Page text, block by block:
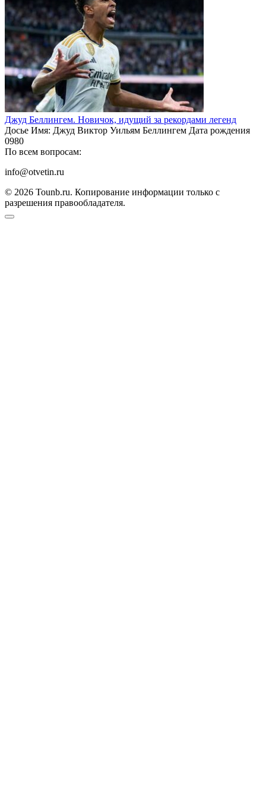
Джуд Беллингем. Новичок, идущий за рекордами легенд
Досье Имя: Джуд Виктор Уильям Беллингем Дата рождения
0980
По всем вопросам:
info@otvetin.ru
© 2026 Tounb.ru. Копирование информации только с
разрешения правообладателя.